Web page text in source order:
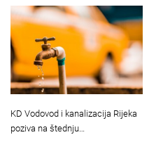
KD Vodovod i kanalizacija Rijeka
poziva na štednju…